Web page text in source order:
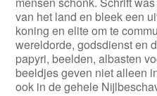
van het land en bleek een
koning en elite om te
wereldorde, godsdienst en
papyri, beelden, albasten
beeldjes geven niet alleen
ook in de gehele